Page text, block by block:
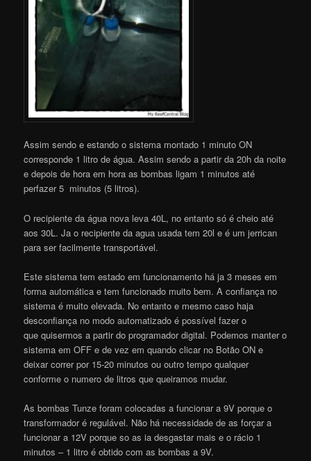
Assim sendo e estando o sistema montado 1 minuto ON
corresponde 1 litro de água. Assim sendo a partir da 20h da noite
e depois de hora em hora as bombas ligam 1 minutos até
perfazer 5 minutos (5 litros).
O recipiente da água nova leva 40L, no entanto só é cheio até
aos 30L. Ja o recipiente da agua usada tem 20l e é um jerrican
para ser facilmente transportável.
Este sistema tem estado em funcionamento há ja 3 meses em
forma automática e tem funcionado muito bem. A confiança no
sistema é muito elevada. No entanto e mesmo caso haja
desconfiança no modo automatizado é possível fazer o
que quisermos a partir do programador digital. Podemos manter o
sistema em OFF e de vez em quando clicar no Botão ON e
deixar correr por 15-20 minutos ou outro tempo qualquer
conforme o numero de litros que queiramos mudar.
As bombas Tunze foram colocadas a funcionar a 9V porque o
transformador é regulável. Não há necessidade de as forçar a
funcionar a 12V porque so as ia desgastar mais e o rácio 1
minutos – 1 litro é obtido com as bombas a 9V.